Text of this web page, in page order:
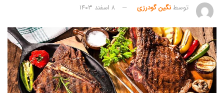
توسطنگین گودرزی ۸ اسفند ۱۴۰۳